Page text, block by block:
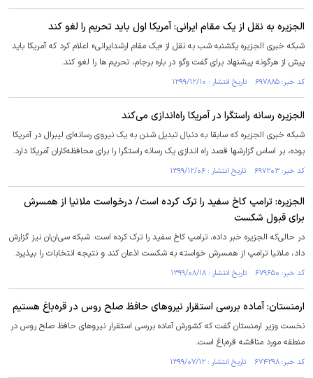
الجزیره به نقل از یک مقام ایرانی: آمریکا اول باید تحریم را لغو کند
شبکه خبری الجزیره یکشنبه شب به نقل از «یک مقام ارشدایرانی» اعلام کرد که آمریکا باید
پیش از هرگونه پیشنهاد برای گفت وگو در باره برجام، تحریم ها را لغو کند.
کد خبر: ۶۹۷۸۸۵ تاریخ انتشار : ۱۳۹۹/۱۲/۱۰
الجزیره رسانه راستگرا در آمریکا راه‌اندازی می‌کند
شبکه خبری الجزیره که سابقا به دنبال تبدیل شدن به یک نیروی رسانه‌ای لیبرال در آمریکا
بوده، بر اساس گزارشها قصد راه اندازی یک رسانه راستگرا را برای محافظه‌کاران آمریکا دارد.
کد خبر: ۶۹۷۲۰۳ تاریخ انتشار : ۱۳۹۹/۱۲/۰۶
الجزیره: ترامپ کاخ سفید را ترک کرده است/ درخواست ملانیا از همسرش
برای قبول شکست
در حالی‌که الجزیره خبر داده، ترامپ کاخ سفید را ترک کرده است. شبکه سی‌ان‌ان نیز گزارش
داد، ملانیا ترامپ از همسرش خواسته به شکست اذعان کند و نتیجه انتخابات را بپذیرد.
کد خبر: ۶۷۹۶۵۰ تاریخ انتشار : ۱۳۹۹/۰۸/۱۸
ارمنستان: آماده بررسی استقرار نیروهای حافظ صلح روس در قره‌باغ هستیم
نخست وزیر ارمنستان گفت که کشورش آماده بررسی استقرار نیروهای حافظ صلح روس در
منطقه مورد مناقشه قره‌باغ است.
کد خبر: ۶۷۴۲۹۸ تاریخ انتشار : ۱۳۹۹/۰۷/۱۲